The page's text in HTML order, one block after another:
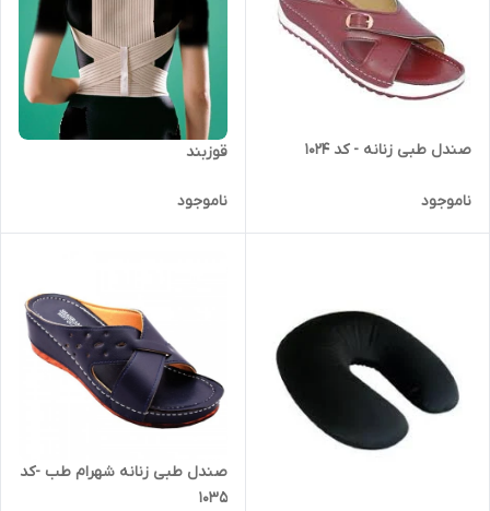
صندل طبی زنانه - کد 1024
ناموجود
قوزبند
ناموجود
صندل طبی زنانه شهرام طب -کد
۱۰۳۵